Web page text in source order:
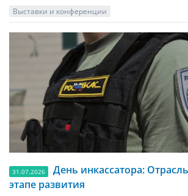
Выставки и конференции
31.07.2026
День инкассатора:
этапе развития